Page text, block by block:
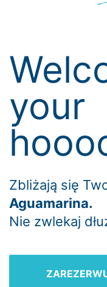
your
Zbliżają się
Aguamarina.
Nie zwlekaj